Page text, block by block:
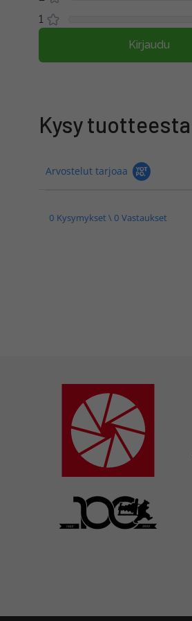
1
Kirjaudu
Kysy tuotteesta
Arvostelut tarjoaa
0 Kysymykset \ 0 Vastaukset